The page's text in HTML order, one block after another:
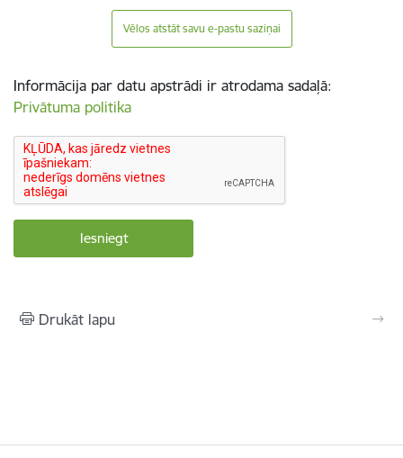
Vēlos atstāt savu e-pastu saziņai
Informācija par datu apstrādi ir atrodama sadaļā:
Privātuma politika
Drukāt lapu